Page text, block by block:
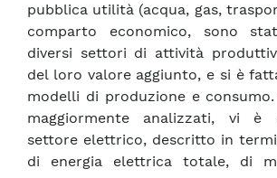
pubblica utilità (acqua, gas,
comparto economico, sono
diversi settori di attività
del loro valore aggiunto, e si è
modelli di produzione e
maggiormente analizzati, vi è
settore elettrico, descritto in
di energia elettrica totale, di